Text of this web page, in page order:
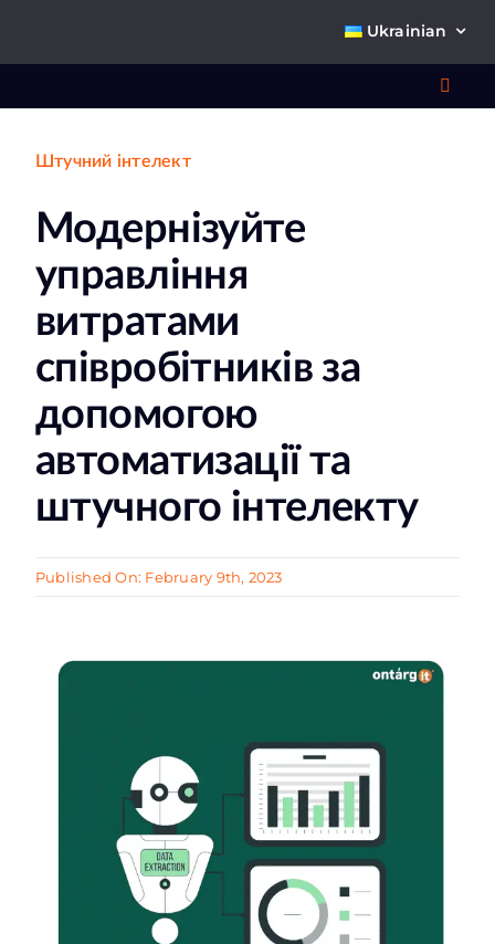
Ukrainian
Штучний інтелект
Модернізуйте
управління
витратами
співробітників за
допомогою
автоматизації та
штучного інтелекту
Published On: February 9th, 2023